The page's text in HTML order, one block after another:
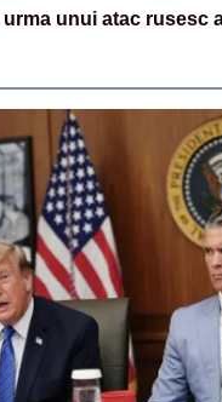
urma unui atac rusesc